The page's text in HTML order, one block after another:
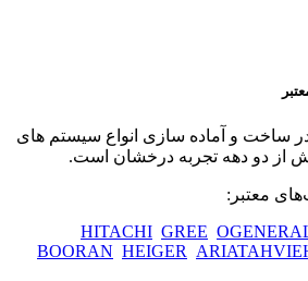
ساخت و آماده سازی انواع سیستم های
از دو دهه تجربه درخشان است.
معتبر:
HITACHI GREE
BOORAN HEIGER